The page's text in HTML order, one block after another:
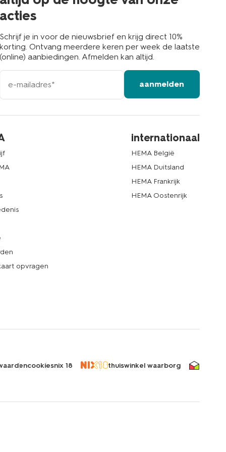
acties
Schrijf je in voor de nieuwsbrief en krijg direct 10%
korting. Ontvang meerdere keren per week de laatste
(online) aanbiedingen. Afmelden kan altijd.
e-
mailadres
aanmelden
opvragen
internationaal
HEMA België
HEMA Duitsland
HEMA Frankrijk
HEMA Oostenrijk
cookiesnix 18 thuiswinkel waarborg